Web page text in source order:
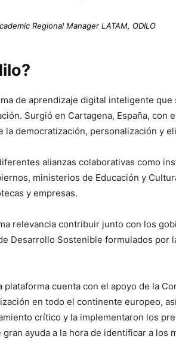
Regional Manager LATAM, ODILO
de aprendizaje digital inteligente
Surgió en Cartagena, España, con
la democratización, personalización y
alianzas colaborativas como
ministerios de Educación y
y empresas.
relevancia contribuir junto con los
Desarrollo Sostenible formulados por
plataforma cuenta con el apoyo de la
en todo el continente europeo,
crítico y la implementaron los
gran ayuda a la hora de identificar a los